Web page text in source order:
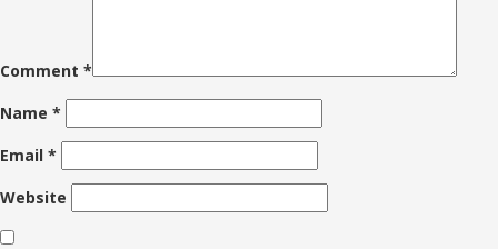
Comment *
Name *
Email *
Website